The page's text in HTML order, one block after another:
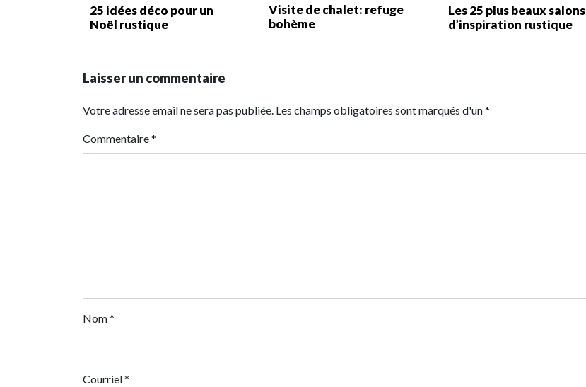
25 idées déco pour un
Noël rustique
Visite de chalet: refuge
bohème
Les 25 plus beaux salons
d’inspiration rustique
Laisser un commentaire
Votre adresse email ne sera pas publiée. Les champs obligatoires sont marqués d'un *
Commentaire*
Nom*
Courriel*